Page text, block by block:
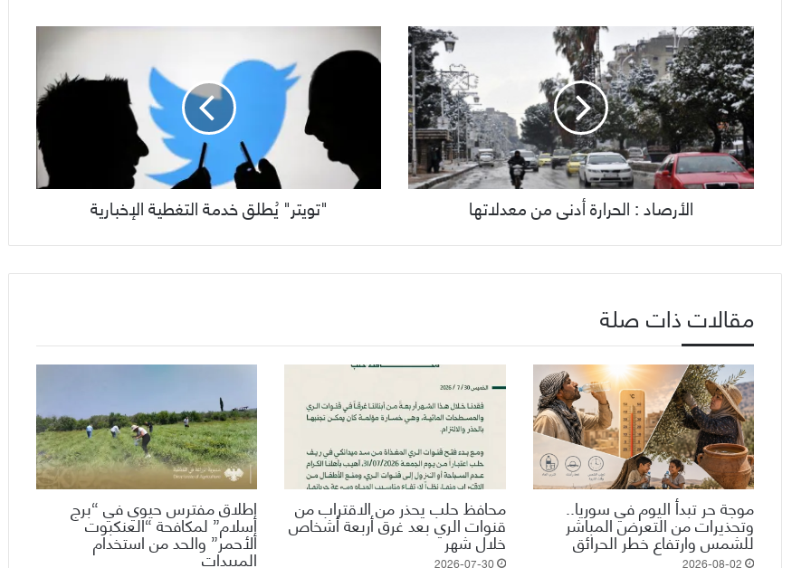
الأرصاد : الحرارة أدنى من معدلاتها "تويتر" يُطلق خدمة التغطية الإخبارية
مقالات ذات صلة
موجة حر تبدأ اليوم في سوريا..
وتحذيرات من التعرض المباشر
للشمس وارتفاع خطر الحرائق
2026-08-02
محافظ حلب يحذر من الاقتراب من
قنوات الري بعد غرق أربعة أشخاص
خلال شهر
2026-07-30
إطلاق مفترس حيوي في “برج
إسلام” لمكافحة “العنكبوت
الأحمر” والحد من استخدام
المبيدات